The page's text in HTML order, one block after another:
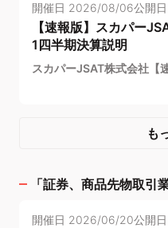
開催日 2026/08/06公開日
【速報版】スカパー
1四半期決算説明
スカパーJSAT株式会社【
も
「証券、商品先物取引
開催日 2026/06/20公開日